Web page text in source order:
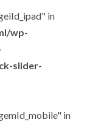
in
wp-
slider-
in